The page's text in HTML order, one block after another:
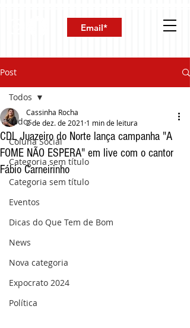
Post
Todos
Coluna Social
Categoria sem título
Categoria sem título
Eventos
Dicas do Que Tem de Bom
News
Nova categoria
Expocrato 2024
Política
Todos
CDL Juazeiro do Norte lança campanha "A
FOME NÃO ESPERA" em live com o cantor
Fábio Carneirinho
Cassinha Rocha
2 de dez. de 2021 1 min de leitura